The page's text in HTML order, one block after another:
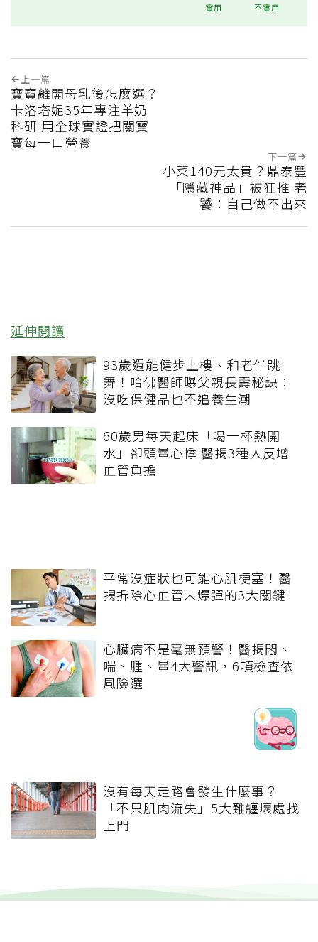
實用 不實用
上一篇
寶寶離開母乳後怎麼選？
卡洛塔妮35年專注羊奶
科研 用全球實證把關寶
寶每一口營養
下一篇
小菜140元太貴？鼎泰豐
「隱藏神品」被狂推 老
饕：自己做不出來
延伸閱讀
93歲還能健步上樓、和老伴跳
舞！哈佛醫師曝父親長壽秘訣：
沒吃保健品也不追養生潮
60歲男每天起床「喝一杯熱開
水」卻頭暈心悸 醫揭3種人反增
血管負擔
平常沒症狀也可能心肌梗塞！醫
揭拆除心血管未爆彈的3大關鍵
心臟病不是毫無預警！醫揭悶、
喘、腫、暈4大警訊，6項檢查依
風險選
沒有每天走路會發生什麼事？
「不只肌肉流失」5大難纏壞處找
上門